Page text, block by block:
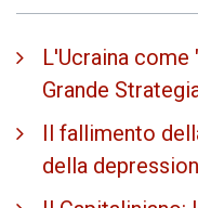
L'Ucraina
Grande
Il fallimento
della